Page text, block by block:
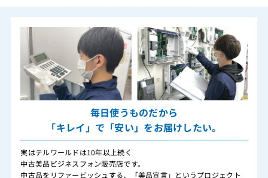
毎日使うものだから
「キレイ」で「安い」をお届けしたい。
実はテルワールドは10年以上続く
中古美品ビジネスフォン販売店です。
中古品をリファービッシュする、「美品宣言」というプロジェクト